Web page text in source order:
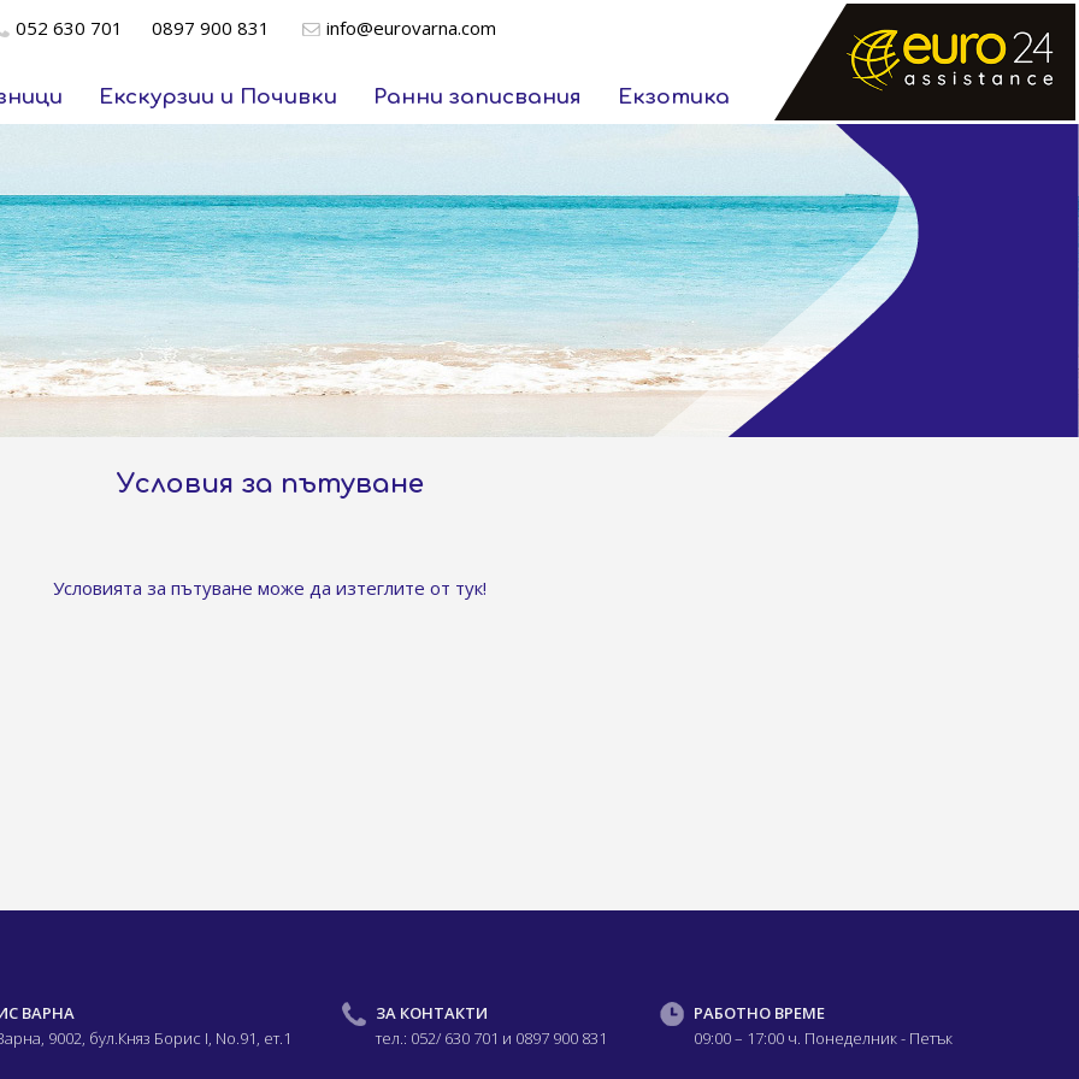
052 630 701 0897 900 831 info@eurovarna.com
Екскурзии и Почивки Ранни записвания Екзотика
Условия за пътуване
Условията за пътуване може да изтеглите от тук!
ВАРНА
9002, бул.Княз Борис I, No.91, ет.1
ЗА КОНТАКТИ
тел.: 052/ 630 701 и 0897 900 831
РАБОТНО ВРЕМЕ
09:00 – 17:00 ч. Понеделник - Петък